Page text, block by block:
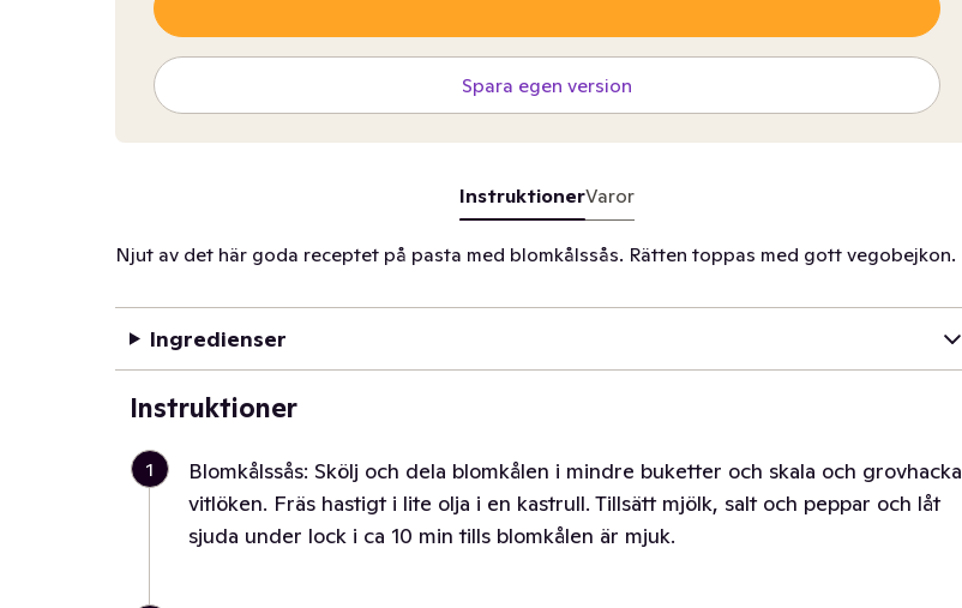
Spara egen version
InstruktionerVaror
Njut av det här goda receptet på pasta med blomkålssås. Rätten toppas med gott vegobejkon.
Ingredienser
Instruktioner
1
Blomkålssås: Skölj och dela blomkålen i mindre buketter och skala och grovhacka
vitlöken. Fräs hastigt i lite olja i en kastrull. Tillsätt mjölk, salt och peppar och låt
sjuda under lock i ca 10 min tills blomkålen är mjuk.